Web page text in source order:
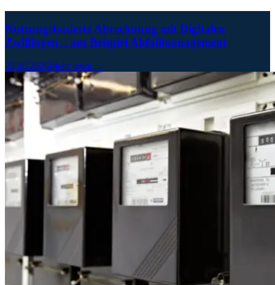
Nutzungsbasierte Abrechnung mit Digitalen
Zwillingen – am Beispiel Abfallmanagement
22.06.2026Mehr lesen →